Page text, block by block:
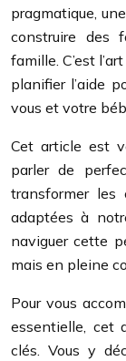
pragmatique,
construire des
famille. C’est
planifier l’aide
vous et votre
Cet article est
parler de
transformer les
adaptées à
naviguer cette
mais en pleine
Pour vous
essentielle, cet
clés. Vous y